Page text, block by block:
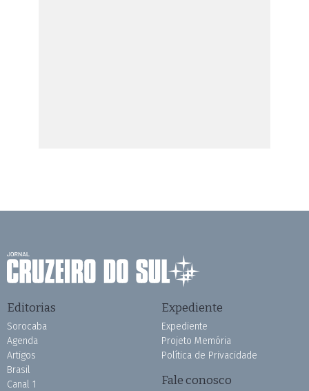
Editorias
Sorocaba
Agenda
Artigos
Brasil
Canal 1
Expediente
Expediente
Projeto Memória
Política de Privacidade
Fale conosco